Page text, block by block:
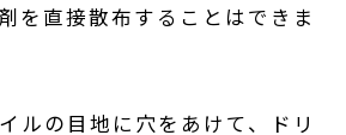
を直接散布することはできま
ルの目地に穴をあけて、ドリ